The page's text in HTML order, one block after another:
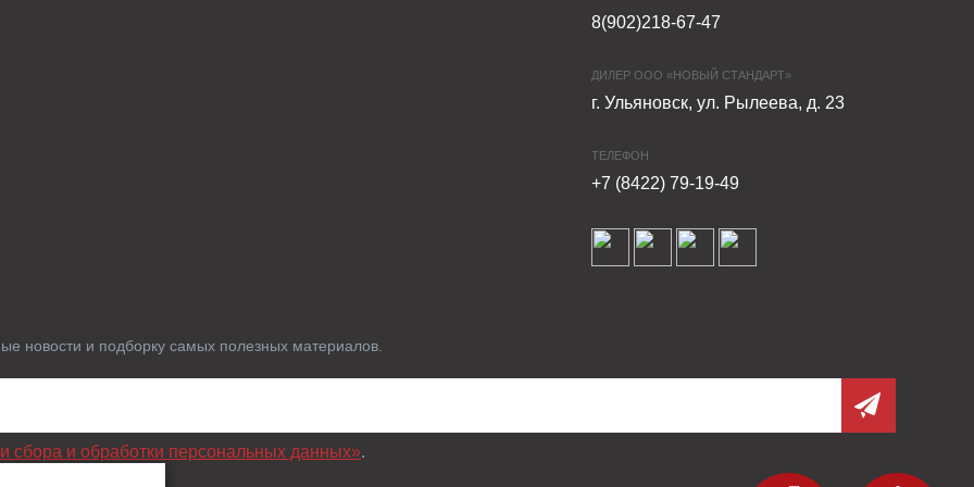
8(902)218-67-47
ДИЛЕР ООО «НОВЫЙ СТАНДАРТ»
г. Ульяновск, ул. Рылеева, д. 23
ТЕЛЕФОН
+7 (8422) 79-19-49
новости и подборку самых полезных материалов.
сбора и обработки персональных данных».